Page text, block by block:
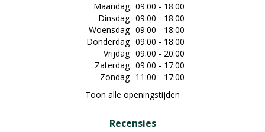
Maandag 09:00 - 18:00
Dinsdag 09:00 - 18:00
Woensdag 09:00 - 18:00
Donderdag 09:00 - 18:00
Vrijdag 09:00 - 20:00
Zaterdag 09:00 - 17:00
Zondag 11:00 - 17:00
Toon alle openingstijden
Recensies